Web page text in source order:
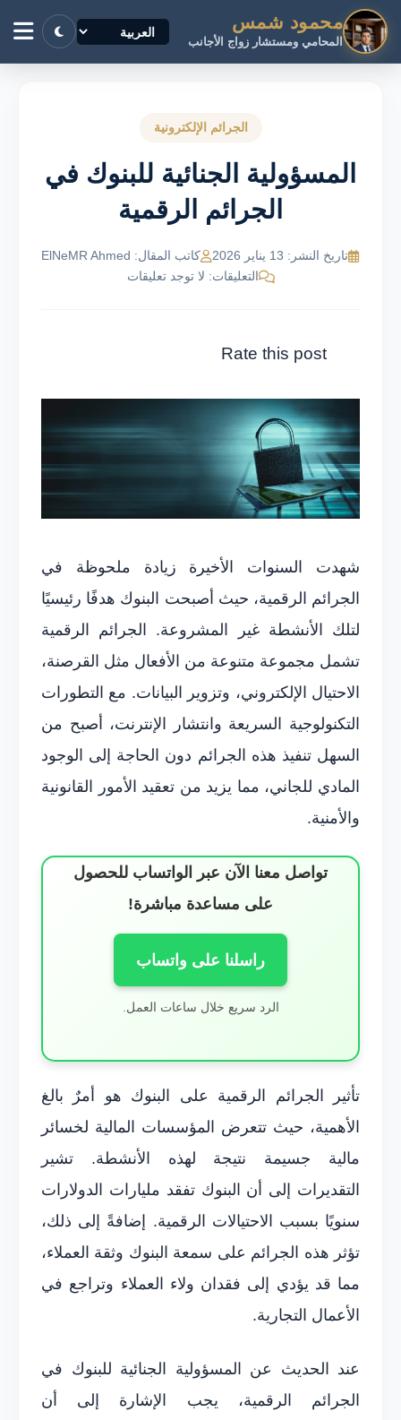
محمود شمس
المحامي ومستشار زواج الأجانب
الجرائم الإلكترونية
المسؤولية الجنائية للبنوك في
الجرائم الرقمية
تاريخ النشر: 13 يناير 2026
كاتب المقال: ElNeMR Ahmed
التعليقات: لا توجد تعليقات
Rate this post
شهدت السنوات الأخيرة زيادة ملحوظة في
الجرائم الرقمية، حيث أصبحت البنوك هدفًا رئيسيًا
لتلك الأنشطة غير المشروعة. الجرائم الرقمية
تشمل مجموعة متنوعة من الأفعال مثل القرصنة،
الاحتيال الإلكتروني، وتزوير البيانات. مع التطورات
التكنولوجية السريعة وانتشار الإنترنت، أصبح من
السهل تنفيذ هذه الجرائم دون الحاجة إلى الوجود
المادي للجاني، مما يزيد من تعقيد الأمور القانونية
والأمنية.
تواصل معنا الآن عبر الواتساب للحصول
على مساعدة مباشرة!
راسلنا على واتساب
الرد سريع خلال ساعات العمل.
تأثير الجرائم الرقمية على البنوك هو أمرٌ بالغ
الأهمية، حيث تتعرض المؤسسات المالية لخسائر
مالية جسيمة نتيجة لهذه الأنشطة. تشير
التقديرات إلى أن البنوك تفقد مليارات الدولارات
سنويًا بسبب الاحتيالات الرقمية. إضافةً إلى ذلك،
تؤثر هذه الجرائم على سمعة البنوك وثقة العملاء،
مما قد يؤدي إلى فقدان ولاء العملاء وتراجع في
الأعمال التجارية.
عند الحديث عن المسؤولية الجنائية للبنوك في
الجرائم الرقمية، يجب الإشارة إلى أن